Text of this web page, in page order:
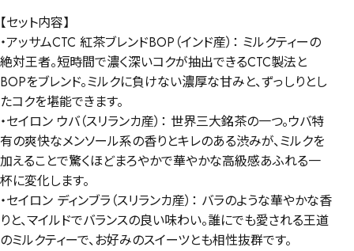
【セット内容】
・アッサムCTC 紅茶ブレンドBOP（インド産）： ミルクティーの
絶対王者。短時間で濃く深いコクが抽出できるCTC製法と
BOPをブレンド。ミルクに負けない濃厚な甘みと、ずっしりとし
たコクを堪能できます。
・セイロン ウバ（スリランカ産）： 世界三大銘茶の一つ。ウバ特
有の爽快なメンソール系の香りとキレのある渋みが、ミルクを
加えることで驚くほどまろやかで華やかな高級感あふれる一
杯に変化します。
・セイロン ディンブラ（スリランカ産）： バラのような華やかな香
りと、マイルドでバランスの良い味わい。誰にでも愛される王道
のミルクティーで、お好みのスイーツとも相性抜群です。